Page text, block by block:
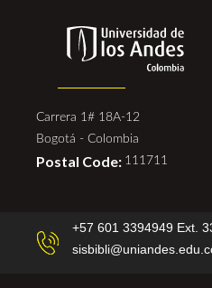
Carrera 1# 18A-12
Bogotá - Colombia
Postal Code: 111711
+57 601 3394949 Ext.